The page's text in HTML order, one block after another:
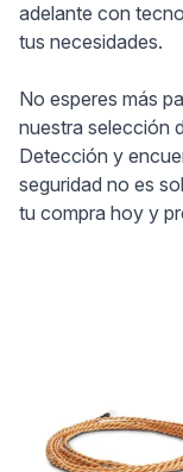
adelante con
tus necesidades.
No esperes más
nuestra selección
Detección y
seguridad no es
tu compra hoy y